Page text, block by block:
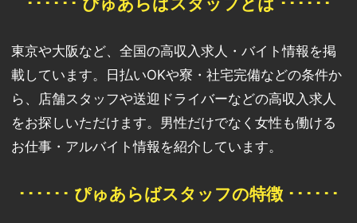
東京や大阪など、全国の高収入求人・バイト情報を掲
載しています。日払いOKや寮・社宅完備などの条件か
ら、店舗スタッフや送迎ドライバーなどの高収入求人
をお探しいただけます。男性だけでなく女性も働ける
お仕事・アルバイト情報を紹介しています。
･･････ ぴゅあらばスタッフの特徴 ･･････